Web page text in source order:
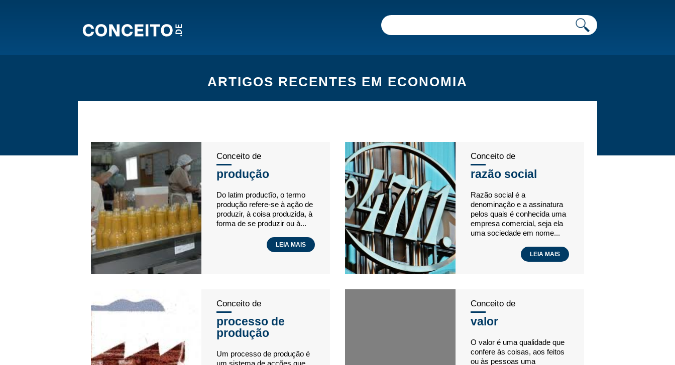
ARTIGOS RECENTES EM ECONOMIA
Conceito de
produção
Do latim productĭo, o termo
produção refere-se à ação de
produzir, à coisa produzida, à
forma de se produzir ou à...
LEIA MAIS
Conceito de
razão social
Razão social é a
denominação e a assinatura
pelos quais é conhecida uma
empresa comercial, seja ela
uma sociedade em nome...
LEIA MAIS
Conceito de
processo de
produção
Um processo de produção é
um sistema de acções que
Conceito de
valor
O valor é uma qualidade que
confere às coisas, aos feitos
ou às pessoas uma